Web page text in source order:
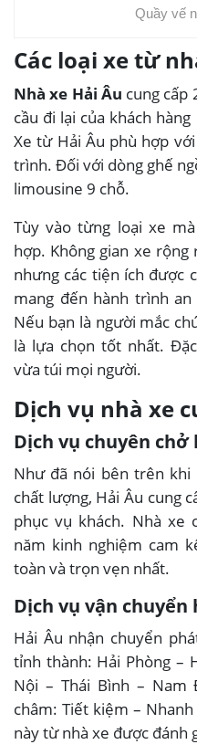
Quầy vế
Các loại xe từ
Nhà xe Hải Âu cung cấp
cầu đi lại của khách
Xe từ Hải Âu phù hợp
trình. Đối với dòng ghế
limousine 9 chỗ.
Tùy vào từng loại xe
hợp. Không gian xe
nhưng các tiện ích được
mang đến hành trình
Nếu bạn là người mắc
là lựa chọn tốt nhất.
vừa túi mọi người.
Dịch vụ nhà xe
Dịch vụ chuyên chở
Như đã nói bên trên
chất lượng, Hải Âu cung
phục vụ khách. Nhà xe
năm kinh nghiệm cam
toàn và trọn vẹn nhất.
Dịch vụ vận chuyển
Hải Âu nhận chuyển
tỉnh thành: Hải Phòng –
Nội – Thái Bình – Nam
châm: Tiết kiệm –
này từ nhà xe được đánh